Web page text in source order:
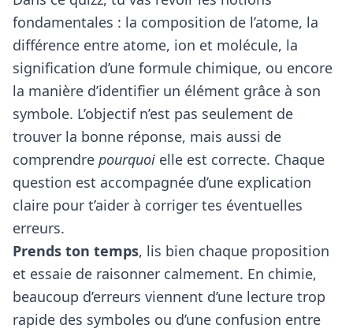
fondamentales : la composition de l’atome, la
différence entre atome, ion et molécule, la
signification d’une formule chimique, ou encore
la manière d’identifier un élément grâce à son
symbole. L’objectif n’est pas seulement de
trouver la bonne réponse, mais aussi de
comprendre pourquoi elle est correcte. Chaque
question est accompagnée d’une explication
claire pour t’aider à corriger tes éventuelles
erreurs.
Prends ton temps, lis bien chaque proposition
et essaie de raisonner calmement. En chimie,
beaucoup d’erreurs viennent d’une lecture trop
rapide des symboles ou d’une confusion entre